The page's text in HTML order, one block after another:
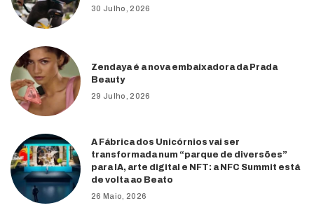
30 Julho, 2026
Zendaya é a nova embaixadora da Prada
Beauty
29 Julho, 2026
A Fábrica dos Unicórnios vai ser
transformada num “parque de diversões”
para IA, arte digital e NFT: a NFC Summit está
de volta ao Beato
26 Maio, 2026